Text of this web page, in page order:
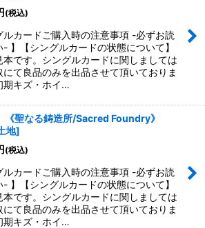
(税込)
ルカードご購入時の注意事項 -必ずお読
】【シングルカードの状態について】
本です。シングルカードに関しましては
にて良品のみを出品させて頂いておりま
期キズ・ホイ…
《聖なる鋳造所/Sacred Foundry》
地]
(税込)
ルカードご購入時の注意事項 -必ずお読
】【シングルカードの状態について】
本です。シングルカードに関しましては
にて良品のみを出品させて頂いておりま
期キズ・ホイ…